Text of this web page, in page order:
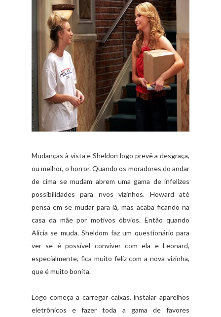
Mudanças à vista e Sheldon logo prevê a desgraça,
ou melhor, o horror. Quando os moradores do andar
de cima se mudam abrem uma gama de infelizes
possibilidades para nvos vizinhos. Howard até
pensa em se mudar para lá, mas acaba ficando na
casa da mãe por motivos óbvios. Então quando
Alicia se muda, Sheldom faz um questionário para
ver se é possível conviver com ela e Leonard,
especialmente, fica muito feliz com a nova vizinha,
que é muito bonita.
Logo começa a carregar caixas, instalar aparelhos
eletrônicos e fazer toda a gama de favores